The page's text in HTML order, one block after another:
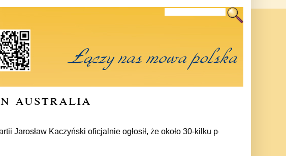
australia
Kaczyński oficjalnie ogłosił, że około 30-kilku posłów